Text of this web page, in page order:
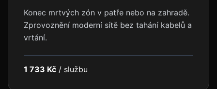
Konec mrtvých zón v patře nebo na zahradě.
Zprovoznění moderní sítě bez tahání kabelů a
vrtání.
1 733 Kč / službu